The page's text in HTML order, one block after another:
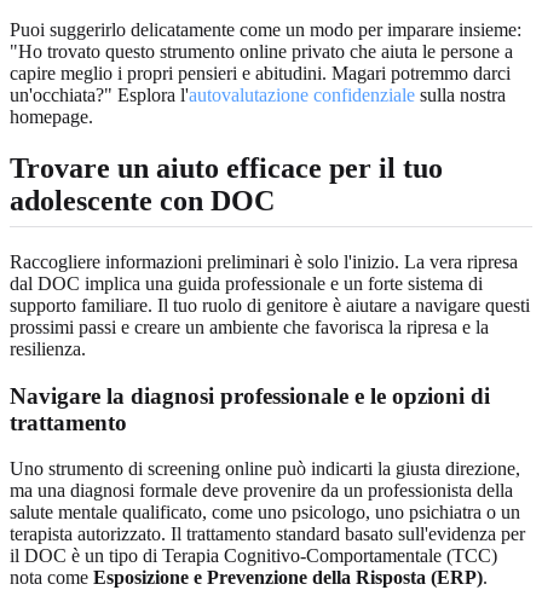
Puoi suggerirlo delicatamente come un modo per imparare insieme:
"Ho trovato questo strumento online privato che aiuta le persone a
capire meglio i propri pensieri e abitudini. Magari potremmo darci
un'occhiata?" Esplora l'autovalutazione confidenziale sulla nostra
homepage.
Trovare un aiuto efficace per il tuo
adolescente con DOC
Raccogliere informazioni preliminari è solo l'inizio. La vera ripresa
dal DOC implica una guida professionale e un forte sistema di
supporto familiare. Il tuo ruolo di genitore è aiutare a navigare questi
prossimi passi e creare un ambiente che favorisca la ripresa e la
resilienza.
Navigare la diagnosi professionale e le opzioni di
trattamento
Uno strumento di screening online può indicarti la giusta direzione,
ma una diagnosi formale deve provenire da un professionista della
salute mentale qualificato, come uno psicologo, uno psichiatra o un
terapista autorizzato. Il trattamento standard basato sull'evidenza per
il DOC è un tipo di Terapia Cognitivo-Comportamentale (TCC)
nota come Esposizione e Prevenzione della Risposta (ERP).